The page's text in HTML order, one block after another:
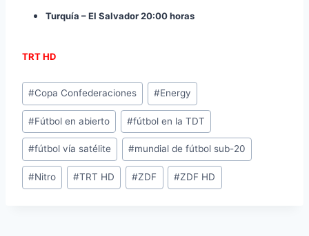
Turquía – El Salvador 20:00 horas
TRT HD
Etiquetas
de
la
entrada:
#Copa Confederaciones #Energy
#Fútbol en abierto #fútbol en la TDT
#fútbol vía satélite #mundial de fútbol sub-20
#Nitro #TRT HD #ZDF #ZDF HD